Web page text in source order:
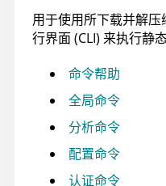
用于使用所下载并解
行界面 (CLI) 来执行静
命令帮助
全局命令
分析命令
配置命令
认证命令